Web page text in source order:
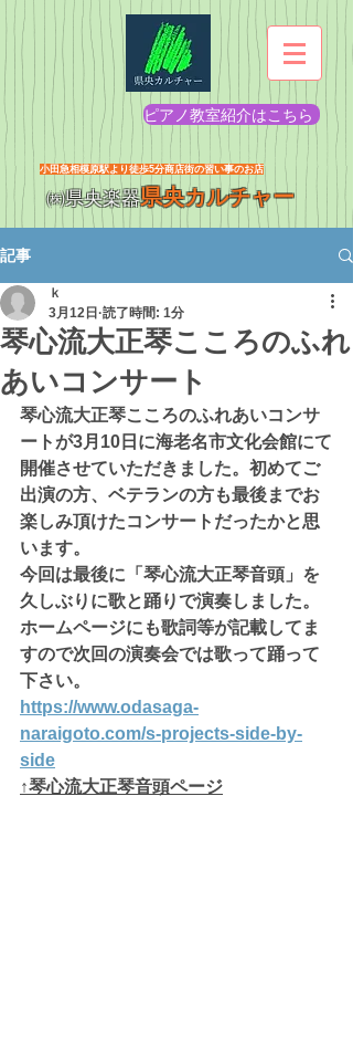
ピアノ教室紹介はこちら
​小田急相模原駅より徒歩5分商店街の習い事のお店
㈱県央楽器県央カルチャー
記事
琴心流大正琴こころのふれ
あいコンサート
ｋ
3月12日 読了時間: 1分
琴心流大正琴こころのふれあいコンサ
ートが3月10日に海老名市文化会館にて
開催させていただきました。初めてご
出演の方、ベテランの方も最後までお
楽しみ頂けたコンサートだったかと思
います。
今回は最後に「琴心流大正琴音頭」を
久しぶりに歌と踊りで演奏しました。
ホームページにも歌詞等が記載してま
すので次回の演奏会では歌って踊って
下さい。
https://www.odasaga-
naraigoto.com/s-projects-side-by-
side
↑琴心流大正琴音頭ページ